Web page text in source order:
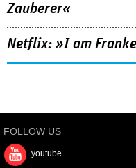
Zauberer«
Netflix: »I am
FOLLOW US
youtube